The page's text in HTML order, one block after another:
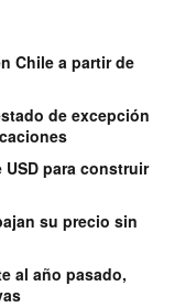
Chile a partir de
de excepción
para construir
su precio sin
al año pasado,